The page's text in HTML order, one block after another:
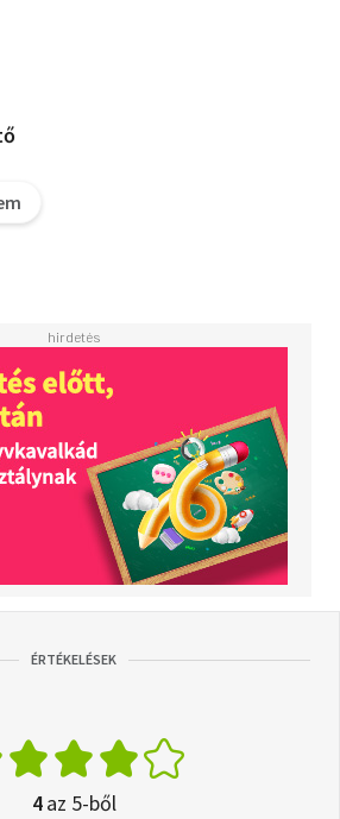
ÉRTÉKELÉSEK
4az 5-ből